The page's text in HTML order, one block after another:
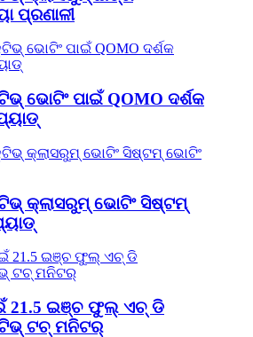
ପ୍ରଣାଳୀ
ଭୋଟିଂ ପାଇଁ QOMO ଦର୍ଶକ
କ୍ଲାସରୁମ୍ ଭୋଟିଂ ସିଷ୍ଟମ୍
21.5 ଇଞ୍ଚ ଫୁଲ୍ ଏଚ୍ ଡି
ଟଚ୍ ମନିଟର୍